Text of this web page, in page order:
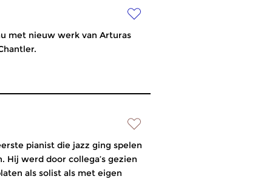
met nieuw werk van Arturas
pianist die jazz ging spelen
Hij werd door collega’s gezien
als solist als met eigen